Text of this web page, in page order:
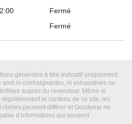
Fermé
Fermé
générales à titre indicatif uniquement.
ni contraignantes, ni exhaustives ou
auprès du revendeur. Même si
régulièrement le contenu de ce site, les
peuvent différer et Goodyear ne
d’informations qui seraient